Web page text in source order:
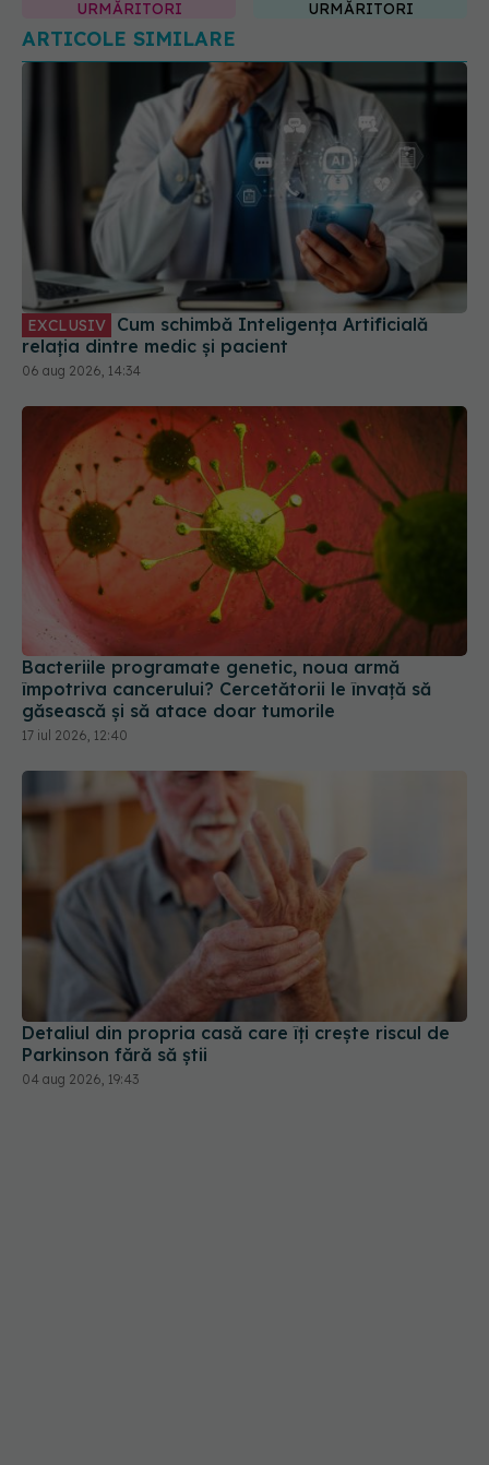
EXCLUSIV
relația dintre medic și pacient
06 aug 2026, 14:34
Bacteriile programate genetic, noua armă
împotriva cancerului? Cercetătorii le învață să
găsească și să atace doar tumorile
17 iul 2026, 12:40
Detaliul din propria casă care îți crește riscul de
Parkinson fără să știi
04 aug 2026, 19:43